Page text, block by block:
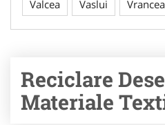
Valcea Vaslui Vrancea
Reciclare
Materiale